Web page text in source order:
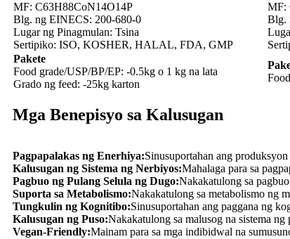
MF: C63H88CoN14O14P
Blg. ng EINECS: 200-680-0
Lugar ng Pinagmulan: Tsina
Sertipiko: ISO, KOSHER, HALAL, FDA, GMP
MF:
Blg.
Pakete
Food grade/USP/BP/EP: -0.5kg o 1 kg na lata
Grado ng feed: -25kg karton
Mga Benepisyo sa Kalusugan
Pagpapalakas ng Enerhiya:Sinusuportahan ang
Kalusugan ng Sistema ng Nerbiyos:Mahalaga para sa
Pagbuo ng Pulang Selula ng Dugo:Nakakatulong sa
Suporta sa Metabolismo:Nakakatulong sa metabolismo ng
Tungkulin ng Kognitibo:Sinusuportahan ang paggana ng
Kalusugan ng Puso:Nakakatulong sa malusog na sistema ng
Vegan-Friendly:Mainam para sa mga indibidwal na